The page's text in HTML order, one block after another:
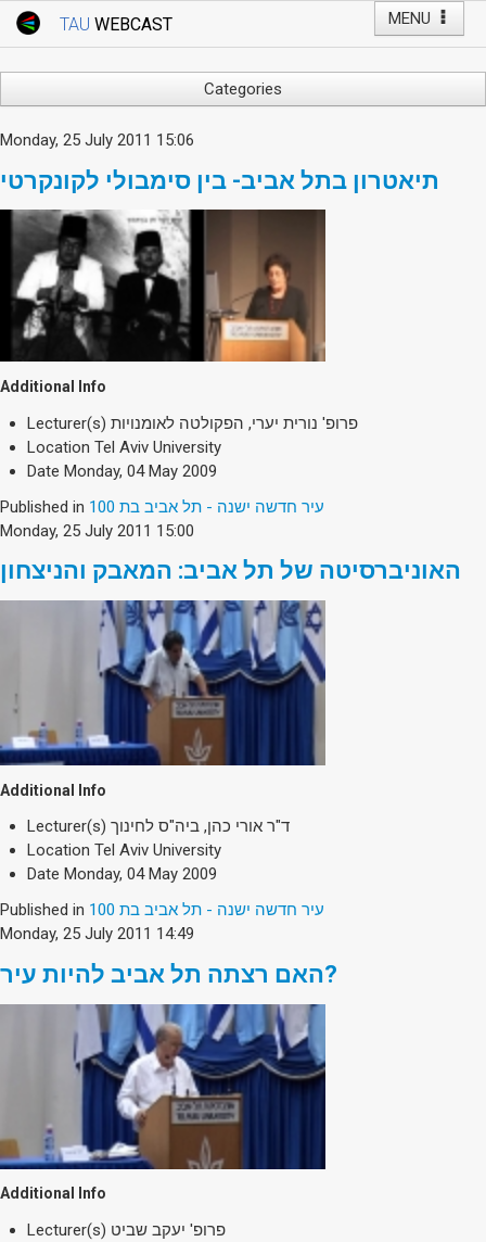
MENU
TAU WEBCAST
Webcast: Courses
Events
Live Webcast
TAU General Events
Faculty Events
YouTube Channel
Categories
Business & Management
Computers
Education
Faculty Events
Faculty of Law
History
Humanities
Lecture Series
Live Webcast
Medicine & Life Sciences
Science
TAU General
SEARCH
Monday, 25 July 2011 15:06
תיאטרון בתל אביב- בין סימבולי לקונקרטי
Additional Info
Lecturer(s) פרופ' נורית יערי, הפקולטה לאומנויות
Location Tel Aviv University
Date Monday, 04 May 2009
Published in
עיר חדשה ישנה - תל אביב בת 100
Monday, 25 July 2011 15:00
האוניברסיטה של תל אביב: המאבק והניצחון
Additional Info
Lecturer(s) ד"ר אורי כהן, ביה"ס לחינוך
Location Tel Aviv University
Date Monday, 04 May 2009
Published in
עיר חדשה ישנה - תל אביב בת 100
Monday, 25 July 2011 14:49
האם רצתה תל אביב להיות עיר?
Additional Info
Lecturer(s) פרופ' יעקב שביט